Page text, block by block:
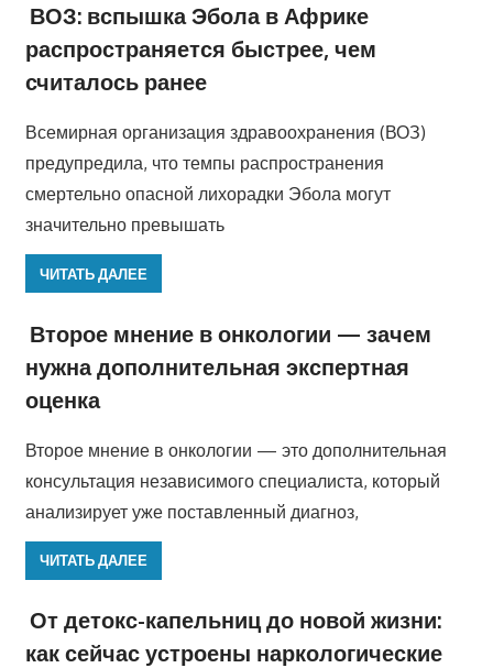
ВОЗ: вспышка Эбола в Африке
распространяется быстрее, чем
считалось ранее
Всемирная организация здравоохранения (ВОЗ)
предупредила, что темпы распространения
смертельно опасной лихорадки Эбола могут
значительно превышать
ЧИТАТЬ ДАЛЕЕ
Второе мнение в онкологии — зачем
нужна дополнительная экспертная
оценка
Второе мнение в онкологии — это дополнительная
консультация независимого специалиста, который
анализирует уже поставленный диагноз,
ЧИТАТЬ ДАЛЕЕ
От детокс-капельниц до новой жизни:
как сейчас устроены наркологические